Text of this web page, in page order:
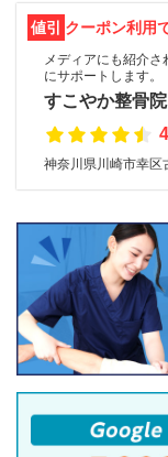
値引 クーポン利用
メディアにも紹介
にサポートします。
すこやか整骨院
神奈川県川崎市幸区